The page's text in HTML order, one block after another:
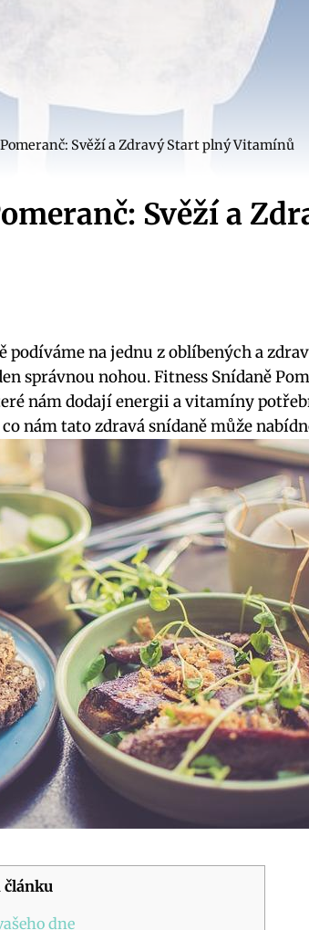
Svěží a Zdravý Start plný Vitamínů
Svěží a
podíváme na jednu z oblíbených a
správnou nohou. Fitness Snídaně
nám dodají energii a vitamíny
nám tato zdravá snídaně může
článku
dne